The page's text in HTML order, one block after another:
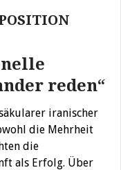
reden“
iranischer
die Mehrheit
die
als Erfolg. Über